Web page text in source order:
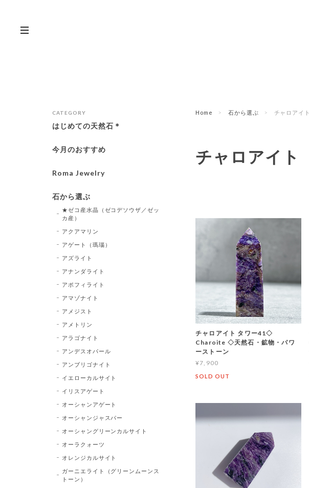
Home 石から選ぶ チャロアイト
チャロアイト
チャロアイト タワー41◇
Charoite ◇天然石・鉱物・パワ
ーストーン
¥7,900
SOLD OUT
CATEGORY
はじめての天然石＊
今月のおすすめ
Roma Jewelry
石から選ぶ
★ゼコ産水晶（ゼコデソウザ／ゼッ
カ産）
アクアマリン
アゲート（瑪瑙）
アズライト
アナンダライト
アポフィライト
アマゾナイト
アメジスト
アメトリン
アラゴナイト
アンデスオパール
アンブリゴナイト
イエローカルサイト
イリスアゲート
オーシャンアゲート
オーシャンジャスパー
オーシャングリーンカルサイト
オーラクォーツ
オレンジカルサイト
ガーニエライト（グリーンムーンス
トーン）